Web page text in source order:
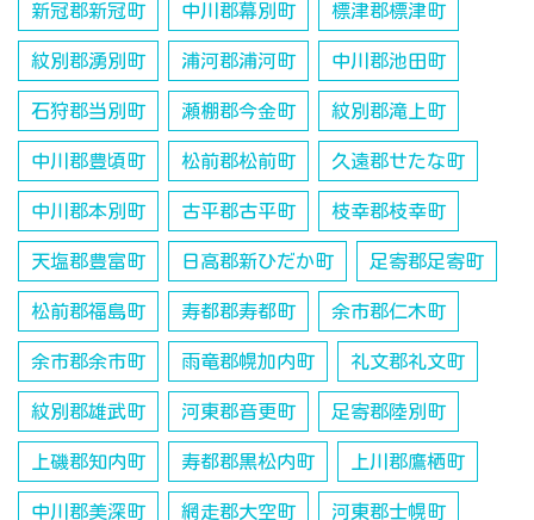
新冠郡新冠町 中川郡幕別町 標津郡標津町
紋別郡湧別町 浦河郡浦河町 中川郡池田町
石狩郡当別町 瀬棚郡今金町 紋別郡滝上町
中川郡豊頃町 松前郡松前町 久遠郡せたな町
中川郡本別町 古平郡古平町 枝幸郡枝幸町
天塩郡豊富町 日高郡新ひだか町 足寄郡足寄町
松前郡福島町 寿都郡寿都町 余市郡仁木町
余市郡余市町 雨竜郡幌加内町 礼文郡礼文町
紋別郡雄武町 河東郡音更町 足寄郡陸別町
上磯郡知内町 寿都郡黒松内町 上川郡鷹栖町
中川郡美深町 網走郡大空町 河東郡士幌町